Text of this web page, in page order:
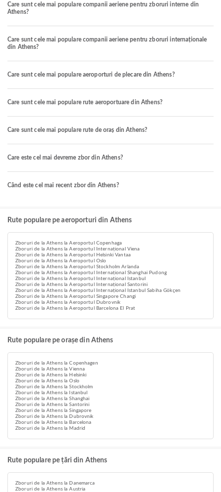
Care sunt cele mai populare companii aeriene pentru zboruri interne din
Athens?
Care sunt cele mai populare companii aeriene pentru zboruri internaționale
din Athens?
Care sunt cele mai populare aeroporturi de plecare din Athens?
Care sunt cele mai populare rute aeroportuare din Athens?
Care sunt cele mai populare rute de oraș din Athens?
Care este cel mai devreme zbor din Athens?
Când este cel mai recent zbor din Athens?
Rute populare pe aeroporturi din Athens
Zboruri de la Athens la Aeroportul Copenhaga
Zboruri de la Athens la Aeroportul Internațional Viena
Zboruri de la Athens la Aeroportul Helsinki Vantaa
Zboruri de la Athens la Aeroportul Oslo
Zboruri de la Athens la Aeroportul Stockholm Arlanda
Zboruri de la Athens la Aeroportul Internațional Shanghai Pudong
Zboruri de la Athens la Aeroportul Internațional Istanbul
Zboruri de la Athens la Aeroportul Internațional Santorini
Zboruri de la Athens la Aeroportul Internațional Istanbul Sabiha Gökçen
Zboruri de la Athens la Aeroportul Singapore Changi
Zboruri de la Athens la Aeroportul Dubrovnik
Zboruri de la Athens la Aeroportul Barcelona El Prat
Rute populare pe orașe din Athens
Zboruri de la Athens la Copenhagen
Zboruri de la Athens la Vienna
Zboruri de la Athens la Helsinki
Zboruri de la Athens la Oslo
Zboruri de la Athens la Stockholm
Zboruri de la Athens la Istanbul
Zboruri de la Athens la Shanghai
Zboruri de la Athens la Santorini
Zboruri de la Athens la Singapore
Zboruri de la Athens la Dubrovnik
Zboruri de la Athens la Barcelona
Zboruri de la Athens la Madrid
Rute populare pe țări din Athens
Zboruri de la Athens la Danemarca
Zboruri de la Athens la Austria